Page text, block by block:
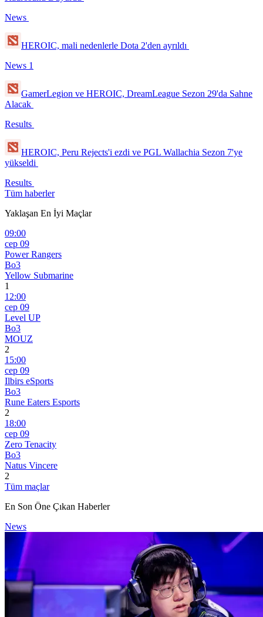
News
HEROIC, mali nedenlerle Dota 2'den ayrıldı
News 1
GamerLegion ve HEROIC, DreamLeague Sezon 29'da Sahne
Alacak
Results
HEROIC, Peru Rejects'i ezdi ve PGL Wallachia Sezon 7'ye
yükseldi
Results
Tüm haberler
Yaklaşan En İyi Maçlar
09:00
сер 09
Power Rangers
Bo3
Yellow Submarine
1
12:00
сер 09
Level UP
Bo3
MOUZ
2
15:00
сер 09
Ilbirs eSports
Bo3
Rune Eaters Esports
2
18:00
сер 09
Zero Tenacity
Bo3
Natus Vincere
2
Tüm maçlar
En Son Öne Çıkan Haberler
News